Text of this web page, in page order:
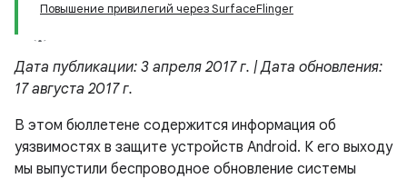
Повышение привилегий через SurfaceFlinger
Дата публикации: 3 апреля 2017 г. | Дата обновления:
17 августа 2017 г.
В этом бюллетене содержится информация об
уязвимостях в защите устройств Android. К его выходу
мы выпустили беспроводное обновление системы